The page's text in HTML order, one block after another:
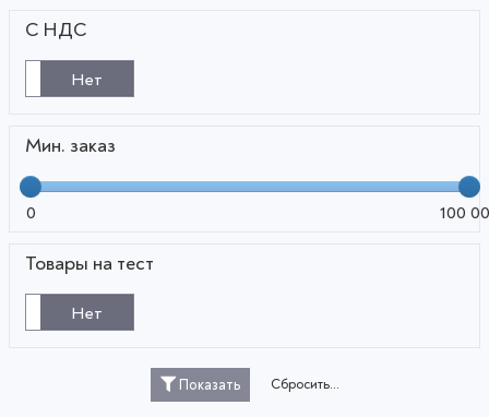
С НДС
Нет
Мин. заказ
0 100
Товары на тест
Нет
Показать Сбросить...